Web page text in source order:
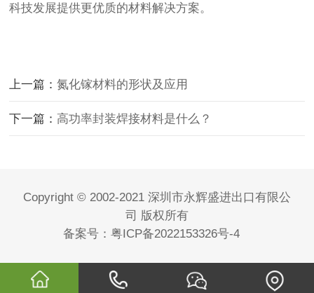
科技发展提供更优质的材料解决方案。
上一篇：氮化镓材料的形状及应用
下一篇：高功率封装焊接材料是什么？
Copyright © 2002-2021 深圳市永辉盛进出口有限公
司 版权所有
备案号： 粤ICP备2022153326号-4